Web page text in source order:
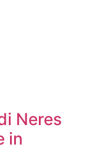
Neres
in